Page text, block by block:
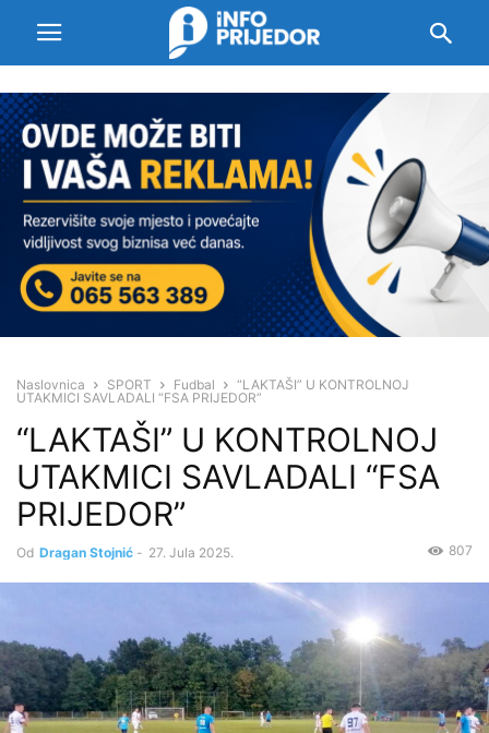
Naslovnica SPORT Fudbal
“LAKTAŠI” U KONTROLNOJ
UTAKMICI SAVLADALI “FSA PRIJEDOR”
“LAKTAŠI” U KONTROLNOJ
UTAKMICI SAVLADALI “FSA
PRIJEDOR”
Od Dragan Stojnić - 27. Jula 2025. 807